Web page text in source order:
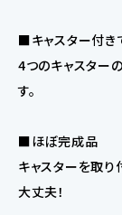
■キャスター付き
4つのキャスター
す。
■ほぼ完成品
キャスターを取
大丈夫！